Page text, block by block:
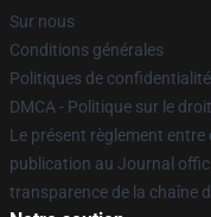
Sur nous
Conditions générales
Politiques de confidentialité
DMCA - Politique sur le
Le présent règlement
publication au Journal
transparence de la chaîne